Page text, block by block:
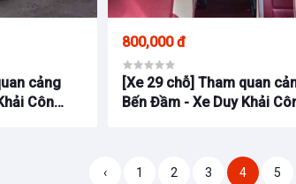
cảng
Côn
800,000 đ
[Xe 29 chỗ] Tham quan
Bến Đầm - Xe Duy Khải
‹ 1 2 3 4 5